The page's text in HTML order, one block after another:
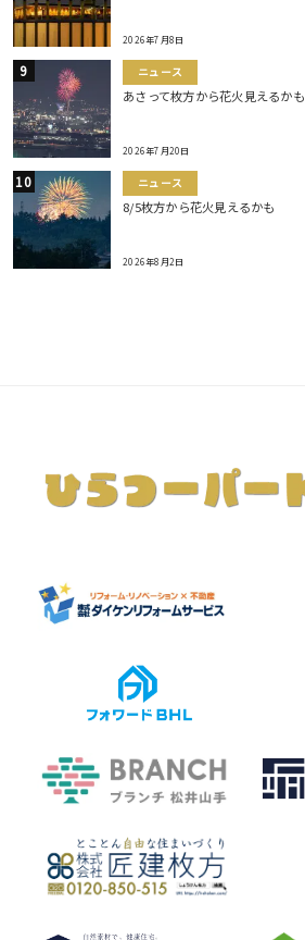
2026年7月8日
ニュース
あさって枚方から花火見えるかも
2026年7月20日
ニュース
8/5枚方から花火見えるかも
2026年8月2日